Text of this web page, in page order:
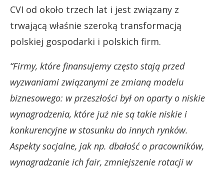
CVI od około trzech lat i jest związany z
trwającą właśnie szeroką transformacją
polskiej gospodarki i polskich firm.
“Firmy, które finansujemy często stają przed
wyzwaniami związanymi ze zmianą modelu
biznesowego: w przeszłości był on oparty o niskie
wynagrodzenia, które już nie są takie niskie i
konkurencyjne w stosunku do innych rynków.
Aspekty socjalne, jak np. dbałość o pracowników,
wynagradzanie ich fair, zmniejszenie rotacji w